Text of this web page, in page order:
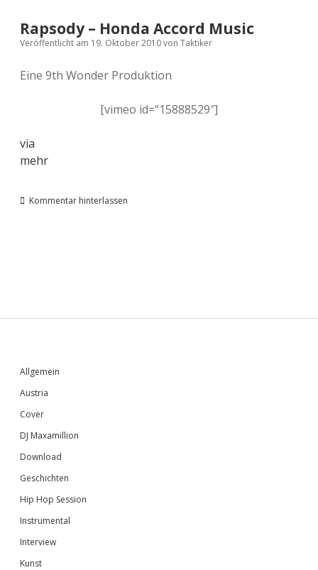
Rapsody – Honda Accord Music
Veröffentlicht am 19. Oktober 2010von Taktiker
Eine 9th Wonder Produktion
[vimeo id=“15888529″]
via
mehr
Kommentar hinterlassen
Sidebar
Allgemein
Austria
Cover
DJ Maxamillion
Download
Geschichten
Hip Hop Session
Instrumental
Interview
Kunst